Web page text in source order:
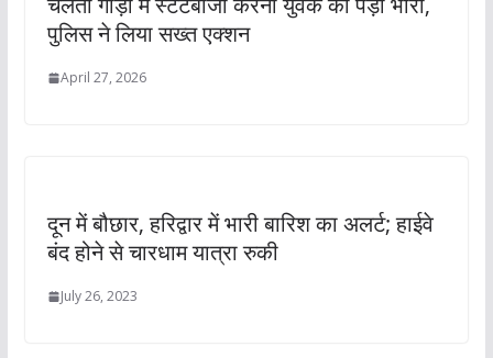
पुलिस ने लिया सख्त एक्शन
April 27, 2026
दून में बौछार, हरिद्वार में भारी बारिश का अलर्ट; हाईवे
बंद होने से चारधाम यात्रा रुकी
July 26, 2023